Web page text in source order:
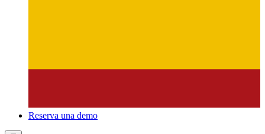
Reserva una demo